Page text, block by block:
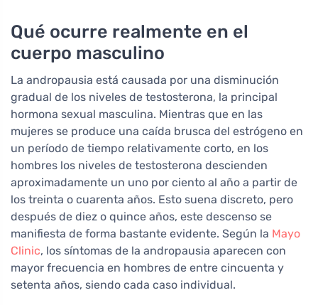
Qué ocurre realmente en el
cuerpo masculino
La andropausia está causada por una disminución
gradual de los niveles de testosterona, la principal
hormona sexual masculina. Mientras que en las
mujeres se produce una caída brusca del estrógeno en
un período de tiempo relativamente corto, en los
hombres los niveles de testosterona descienden
aproximadamente un uno por ciento al año a partir de
los treinta o cuarenta años. Esto suena discreto, pero
después de diez o quince años, este descenso se
manifiesta de forma bastante evidente. Según la Mayo
Clinic, los síntomas de la andropausia aparecen con
mayor frecuencia en hombres de entre cincuenta y
setenta años, siendo cada caso individual.